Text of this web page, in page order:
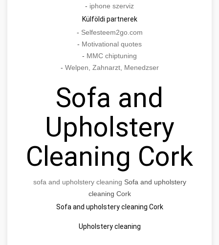
- iphone szerviz
Külföldi partnerek
- Selfesteem2go.com
- Motivational quotes
- MMC chiptuning
- Welpen, Zahnarzt, Menedzser
Sofa and
Upholstery
Cleaning Cork
sofa and upholstery cleaning Sofa and upholstery
cleaning Cork
Sofa and upholstery cleaning Cork
Upholstery cleaning